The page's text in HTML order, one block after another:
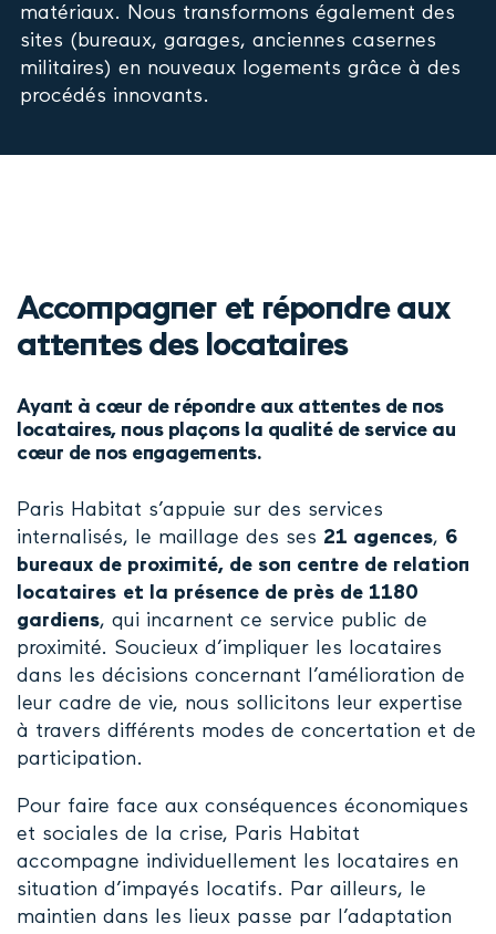
matériaux. Nous transformons également des
sites (bureaux, garages, anciennes casernes
militaires) en nouveaux logements grâce à des
procédés innovants.
Accompagner et répondre aux
attentes des locataires
Ayant à cœur de répondre aux attentes de nos
locataires, nous plaçons la qualité de service au
cœur de nos engagements.
Paris Habitat s’appuie sur des services
internalisés, le maillage des ses 21 agences, 6
bureaux de proximité, de son centre de relation
locataires et la présence de près de 1180
gardiens, qui incarnent ce service public de
proximité. Soucieux d’impliquer les locataires
dans les décisions concernant l’amélioration de
leur cadre de vie, nous sollicitons leur expertise
à travers différents modes de concertation et de
participation.
Pour faire face aux conséquences économiques
et sociales de la crise, Paris Habitat
accompagne individuellement les locataires en
situation d’impayés locatifs. Par ailleurs, le
maintien dans les lieux passe par l’adaptation